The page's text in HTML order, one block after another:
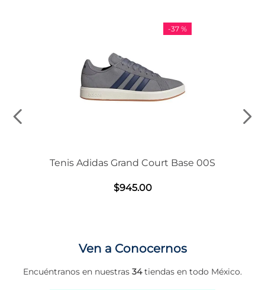
-37 %
Tenis Adidas Grand Court Base 00S
$945.00
Ven a Conocernos
Encuéntranos en nuestras 34tiendas en todo México.